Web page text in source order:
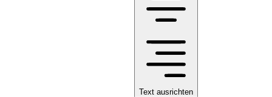
Text ausrichten